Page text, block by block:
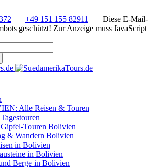
+49 151 155 82911
Diese E-Mail-
geschützt! Zur Anzeige muss JavaScript
Alle Reisen & Touren
Touren Bolivien
& Wandern Bolivien
in Bolivien
in Bolivien
Berge in Bolivien